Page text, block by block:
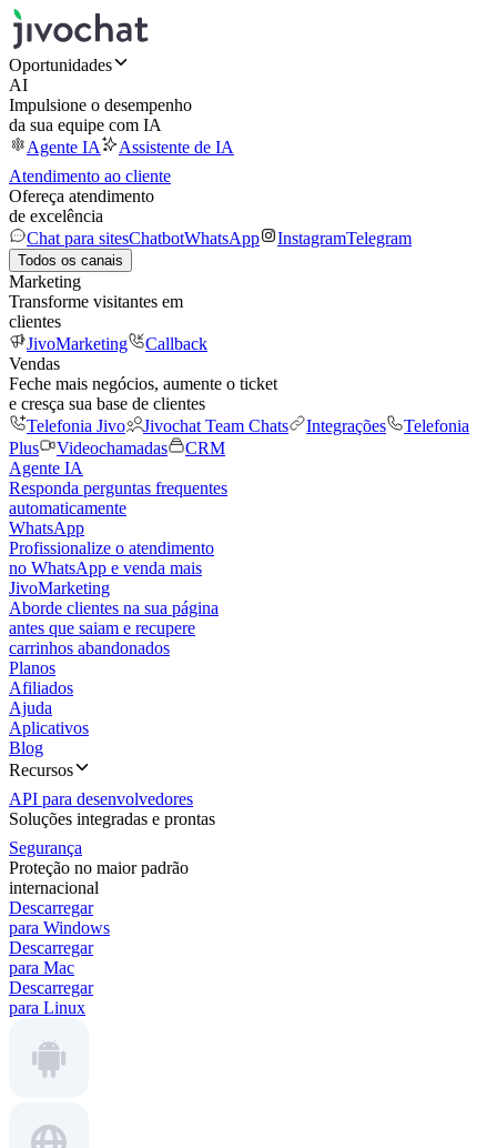
Oportunidades
AI
Impulsione o desempenho
da sua equipe com IA
Agente IA
Assistente de IA
Atendimento ao cliente
Ofereça atendimento
de excelência
Chat para sitesChatbotWhatsApp InstagramTelegram
Todos os canais
Marketing
Transforme visitantes em
clientes
JivoMarketing
Callback
Vendas
Feche mais negócios, aumente o ticket
e cresça sua base de clientes
Telefonia Jivo
Jivochat Team Chats Integrações
Telefonia
Plus
Videochamadas
CRM
Agente IA
Responda perguntas frequentes
automaticamente
WhatsApp
Profissionalize o atendimento
no WhatsApp e venda mais
JivoMarketing
Aborde clientes na sua página
antes que saiam e recupere
carrinhos abandonados
Planos
Afiliados
Ajuda
Aplicativos
Blog
Recursos
API para desenvolvedores
Soluções integradas e prontas
Segurança
Proteção no maior padrão
internacional
Descarregar
para Windows
Descarregar
para Mac
Descarregar
para Linux